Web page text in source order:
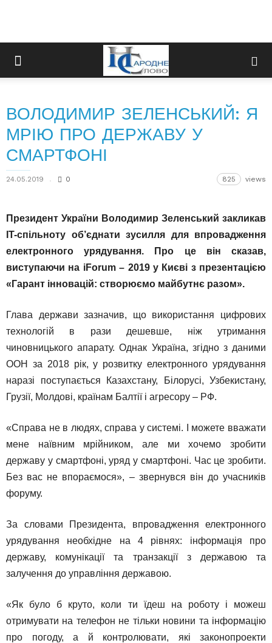
ВОЛОДИМИР ЗЕЛЕНСЬКИЙ: Я
МРІЮ ПРО ДЕРЖАВУ У
СМАРТФОНІ
24.05.2019 0 825 views
Президент України Володимир Зеленський закликав
IT-спільноту об’єднати зусилля для впровадження
електронного урядування. Про це він сказав,
виступаючи на іForum – 2019 у Києві з презентацією
«Гарант інновацій: створюємо майбутнє разом».
Глава держави зазначив, що використання цифрових
технологій в рази дешевше, ніж утримання
чиновницького апарату. Однак Україна, згідно з даними
ООН за 2018 рік, у розвитку електронного урядування
наразі поступається Казахстану, Білорусі, Узбекистану,
Грузії, Молдові, країнам Балтії і агресору – РФ.
«Справа не в людях, справа у системі. І можете вважати
мене наївним мрійником, але ми хочемо зробити
державу у смартфоні, уряд у смартфоні. Час це зробити.
Без вас не впораємося», – звернувся він до учасників
форуму.
За словами Президента, впровадження електронного
урядування необхідне на 4 рівнях: інформація про
державу, комунікації та транзакції з державою та
залучення до управління державою.
«Як було б круто, коли ти їдеш на роботу і можеш
отримувати на телефон не тільки новини та інформацію
про погоду, а й контролювати, які законопроекти